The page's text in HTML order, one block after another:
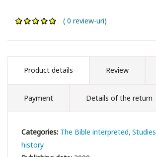
( 0 review-uri)
Product details Review
Payment Details of the return
Categories: The Bible interpreted Studies
history